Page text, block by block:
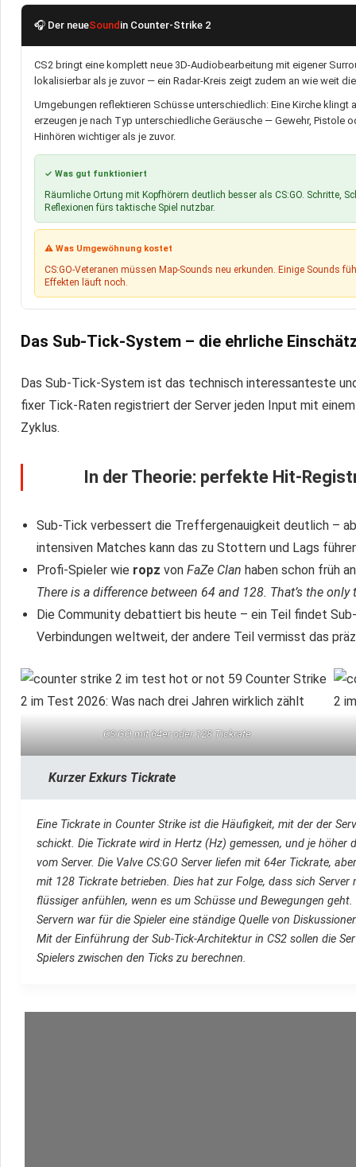
🎧 Der neueSound in Counter-Strike 2
CS2 bringt eine komplett neue 3D-Audiobearbeitung mit eigener
lokalisierbar als je zuvor — ein Radar-Kreis zeigt zudem an wie weit
Umgebungen reflektieren Schüsse unterschiedlich: Eine Kirche
erzeugen je nach Typ unterschiedliche Geräusche — Gewehr, Pistole
Hinhören wichtiger als je zuvor.
✓ Was gut funktioniert
Räumliche Ortung mit Kopfhörern deutlich besser als CS:GO. Schritte,
Reflexionen fürs taktische Spiel nutzbar.
⚠ Was Umgewöhnung kostet
CS:GO-Veteranen müssen Map-Sounds neu erkunden. Einige Sounds
Effekten läuft noch.
Das Sub-Tick-System – die ehrliche
Das Sub-Tick-System ist das technisch interessanteste
fixer Tick-Raten registriert der Server jeden Input mit
Zyklus.
In der Theorie: perfekte Hit-
Sub-Tick verbessert die Treffergenauigkeit deutlich –
intensiven Matches kann das zu Stottern und Lags
Profi-Spieler wie ropz von FaZe Clan haben schon früh
There is a difference between 64 and 128. That’s the
Die Community debattiert bis heute – ein Teil findet
Verbindungen weltweit, der andere Teil vermisst das
CS:GO mit 64er oder 128 Tickrate
Kurzer Exkurs Tickrate
Eine Tickrate in Counter Strike ist die Häufigkeit, mit der der
schickt. Die Tickrate wird in Hertz (Hz) gemessen, und je höher
vom Server. Die Valve CS:GO Server liefen mit 64er Tickrate,
mit 128 Tickrate betrieben. Dies hat zur Folge, dass sich
flüssiger anfühlen, wenn es um Schüsse und Bewegungen
Servern war für die Spieler eine ständige Quelle von
Mit der Einführung der Sub-Tick-Architektur in CS2 sollen die
Spielers zwischen den Ticks zu berechnen.